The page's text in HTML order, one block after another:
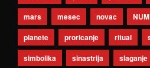
mars
mesec novac
planete
proricanje ritual
simbolika
sinastrija slaganje